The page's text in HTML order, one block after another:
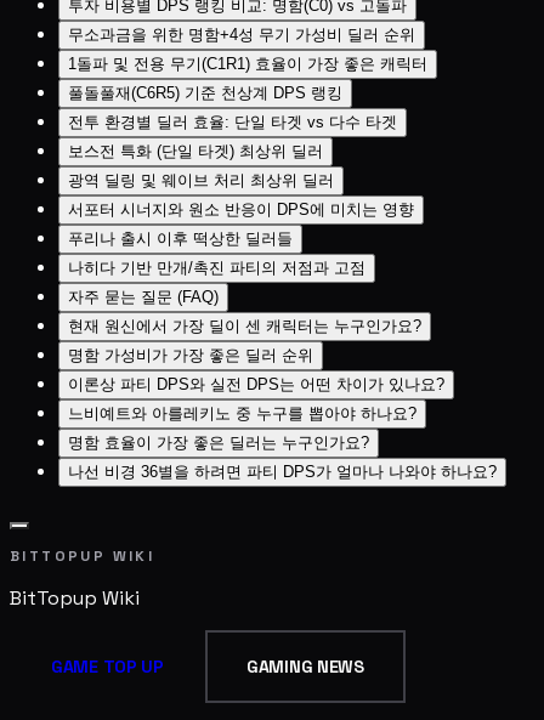
투자 비용별 DPS 랭킹 비교: 명함(C0) vs 고돌파
무소과금을 위한 명함+4성 무기 가성비 딜러 순위
1돌파 및 전용 무기(C1R1) 효율이 가장 좋은 캐릭터
풀돌풀재(C6R5) 기준 천상계 DPS 랭킹
전투 환경별 딜러 효율: 단일 타겟 vs 다수 타겟
보스전 특화 (단일 타겟) 최상위 딜러
광역 딜링 및 웨이브 처리 최상위 딜러
서포터 시너지와 원소 반응이 DPS에 미치는 영향
푸리나 출시 이후 떡상한 딜러들
나히다 기반 만개/촉진 파티의 저점과 고점
자주 묻는 질문 (FAQ)
현재 원신에서 가장 딜이 센 캐릭터는 누구인가요?
명함 가성비가 가장 좋은 딜러 순위
이론상 파티 DPS와 실전 DPS는 어떤 차이가 있나요?
느비예트와 아를레키노 중 누구를 뽑아야 하나요?
명함 효율이 가장 좋은 딜러는 누구인가요?
나선 비경 36별을 하려면 파티 DPS가 얼마나 나와야 하나요?
BITTOPUP WIKI
BitTopup Wiki
GAME TOP UP GAMING NEWS